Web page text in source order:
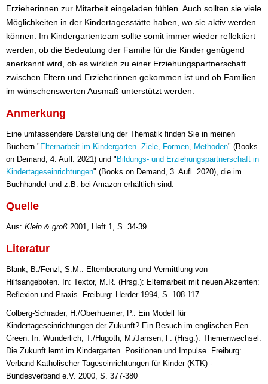
Erzieherinnen zur Mitarbeit eingeladen fühlen. Auch sollten sie viele
Möglichkeiten in der Kindertagesstätte haben, wo sie aktiv werden
können. Im Kindergartenteam sollte somit immer wieder reflektiert
werden, ob die Bedeutung der Familie für die Kinder genügend
anerkannt wird, ob es wirklich zu einer Erziehungspartnerschaft
zwischen Eltern und Erzieherinnen gekommen ist und ob Familien
im wünschenswerten Ausmaß unterstützt werden.
Anmerkung
Eine umfassendere Darstellung der Thematik finden Sie in meinen
Büchern " Elternarbeit im Kindergarten. Ziele, Formen, Methoden" (Books
on Demand, 4. Aufl. 2021) und " Bildungs- und Erziehungspartnerschaft in
Kindertageseinrichtungen" (Books on Demand, 3. Aufl. 2020), die im
Buchhandel und z.B. bei Amazon erhältlich sind.
Quelle
Aus: Klein & groß 2001, Heft 1, S. 34-39
Literatur
Blank, B./Fenzl, S.M.: Elternberatung und Vermittlung von
Hilfsangeboten. In: Textor, M.R. (Hrsg.): Elternarbeit mit neuen Akzenten:
Reflexion und Praxis. Freiburg: Herder 1994, S. 108-117
Colberg-Schrader, H./Oberhuemer, P.: Ein Modell für
Kindertageseinrichtungen der Zukunft? Ein Besuch im englischen Pen
Green. In: Wunderlich, T./Hugoth, M./Jansen, F. (Hrsg.): Themenwechsel.
Die Zukunft lernt im Kindergarten. Positionen und Impulse. Freiburg:
Verband Katholischer Tageseinrichtungen für Kinder (KTK) -
Bundesverband e.V. 2000, S. 377-380